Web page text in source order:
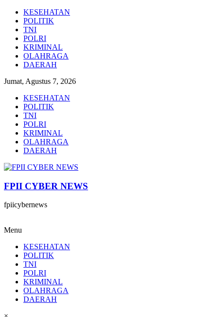
Lompat
konten
KESEHATAN
POLITIK
TNI
POLRI
KRIMINAL
OLAHRAGA
DAERAH
Jumat, Agustus 7, 2026
KESEHATAN
POLITIK
TNI
POLRI
KRIMINAL
OLAHRAGA
DAERAH
FPII CYBER NEWS
fpiicybernews
Menu
KESEHATAN
POLITIK
TNI
POLRI
KRIMINAL
OLAHRAGA
DAERAH